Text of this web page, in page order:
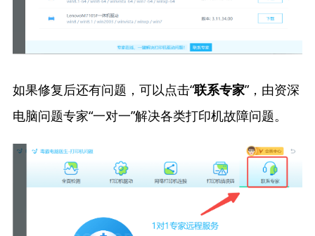
如果修复后还有问题，可以点击“联系专家”，由资深
电脑问题专家“一对一”解决各类打印机故障问题。